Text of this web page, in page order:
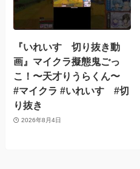
『いれいす 切り抜き動
画』マイクラ擬態鬼ごっ
こ！〜天才りうらくん〜
#マイクラ #いれいす #切
り抜き
2026年8月4日